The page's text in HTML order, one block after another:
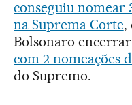
conseguiu nomear
na Suprema Corte,
Bolsonaro
com 2 nomeações
do Supremo.